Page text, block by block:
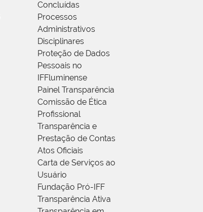
Concluídas
Processos
Administrativos
Disciplinares
Proteção de Dados
Pessoais no
IFFluminense
Painel Transparência
Comissão de Ética
Profissional
Transparência e
Prestação de Contas
Atos Oficiais
Carta de Serviços ao
Usuário
Fundação Pró-IFF
Transparência Ativa